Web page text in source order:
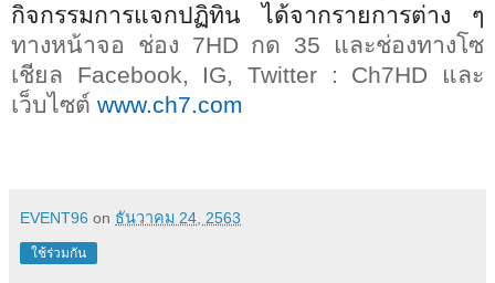
กิจกรรมการแจกปฏิทิน ได้จากรายการต่าง ๆ
ทางหน้าจอ ช่อง 7HD กด 35 และช่องทางโซ
เชียล Facebook, IG, Twitter : Ch7HD และ
เว็บไซต์ www.ch7.com
EVENT96 on ธันวาคม 24, 2563
ใช้ร่วมกัน